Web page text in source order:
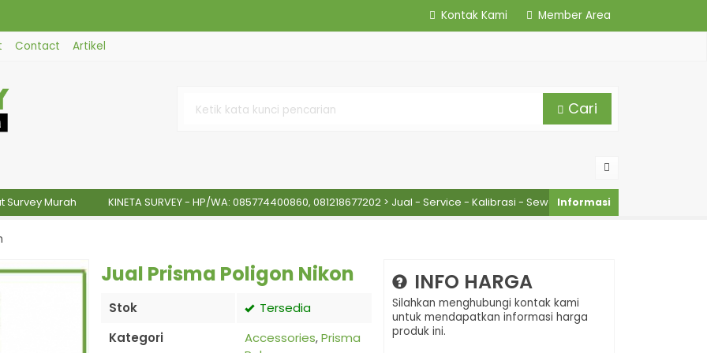
Kontak Kami Member Area
Contact Artikel
Cari
Murah KINETA SURVEY - HP/WA: 085774400860, 081218677202 > Jual - Service - Kalibrasi - Sewa Alat Survey Murah
Jual Prisma Poligon Nikon
Stok
Tersedia
Kategori
Accessories,Prisma
INFO HARGA
Silahkan menghubungi kontak kami
untuk mendapatkan informasi harga
produk ini.